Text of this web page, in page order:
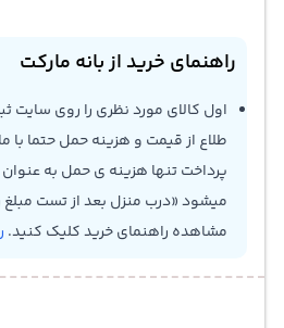
راهنمای خرید از بانه مارکت
اول کالای مورد نظری را روی
طلاع از قیمت و هزینه حمل حتما با
پرداخت تنها هزینه ی حمل به عنوان
میشود «درب منزل بعد از تست مبلغ
مشاهده راهنمای خرید کلیک کنید.